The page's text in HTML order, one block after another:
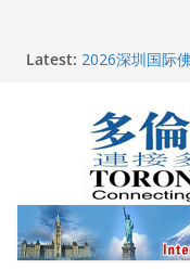
Latest: 多伦多市长选
特朗普称加拿
关加拿大就业
2026加拿大青
龚晓华参加多